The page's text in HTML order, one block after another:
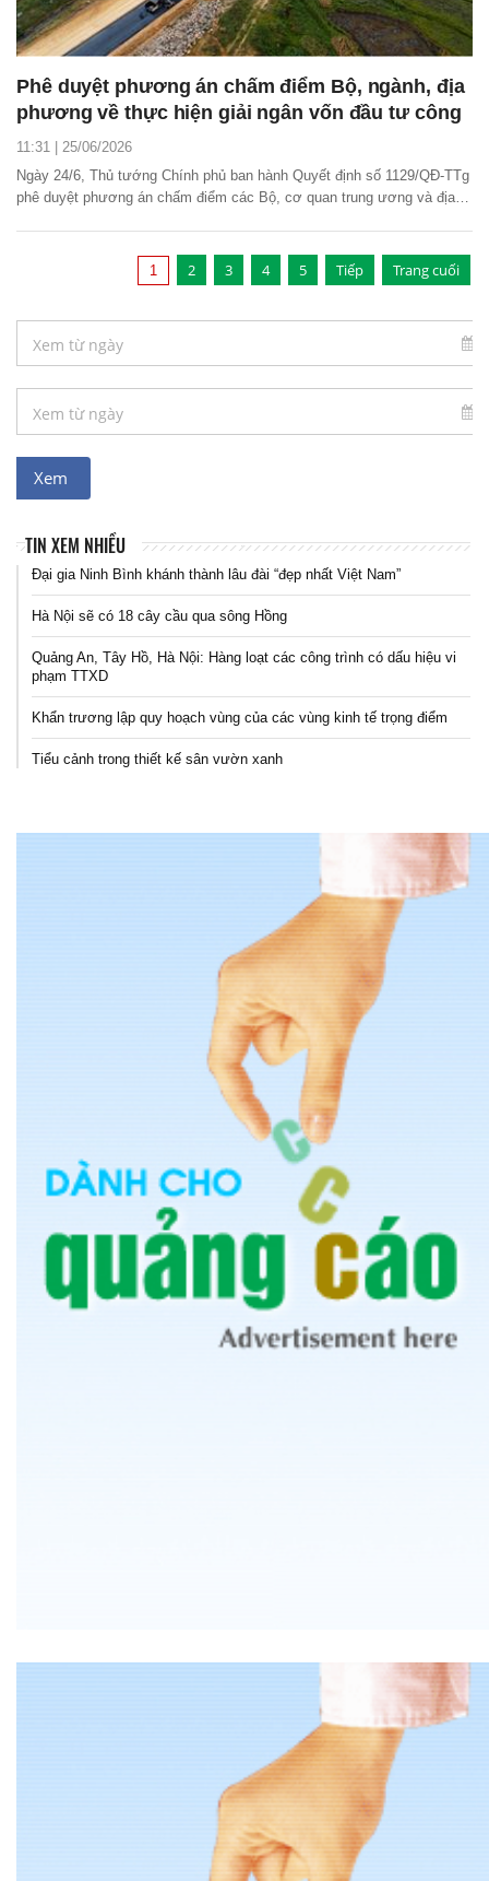
Phê duyệt phương án chấm điểm Bộ, ngành, địa
phương về thực hiện giải ngân vốn đầu tư công
11:31 | 25/06/2026
Ngày 24/6, Thủ tướng Chính phủ ban hành Quyết định số 1129/QĐ-TTg
phê duyệt phương án chấm điểm các Bộ, cơ quan trung ương và địa
1 2 3 4 5 Tiếp Trang cuối
TIN XEM NHIỀU
Đại gia Ninh Bình khánh thành lâu đài “đẹp nhất Việt Nam”
Hà Nội sẽ có 18 cây cầu qua sông Hồng
Quảng An, Tây Hồ, Hà Nội: Hàng loạt các công trình có dấu hiệu vi
phạm TTXD
Khẩn trương lập quy hoạch vùng của các vùng kinh tế trọng điểm
Tiểu cảnh trong thiết kế sân vườn xanh